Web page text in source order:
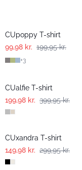
CUpoppy T-shirt
99,98 kr. 199,95 kr.
+3
CUalfie T-shirt
199,98 kr. 399,95 kr.
-50%
CUxandra T-shirt
149,98 kr. 299,95 kr.
-50%